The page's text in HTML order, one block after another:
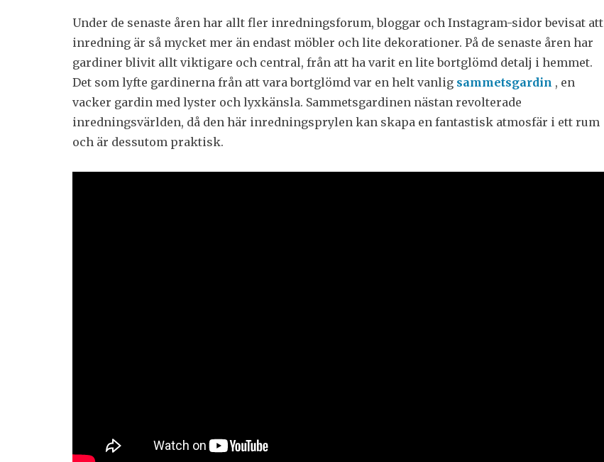
Under de senaste åren har allt fler inredningsforum, bloggar och Instagram-sidor bevisat att
inredning är så mycket mer än endast möbler och lite dekorationer. På de senaste åren har
gardiner blivit allt viktigare och central, från att ha varit en lite bortglömd detalj i hemmet.
Det som lyfte gardinerna från att vara bortglömd var en helt vanlig sammetsgardin , en
vacker gardin med lyster och lyxkänsla. Sammetsgardinen nästan revolterade
inredningsvärlden, då den här inredningsprylen kan skapa en fantastisk atmosfär i ett rum
och är dessutom praktisk.